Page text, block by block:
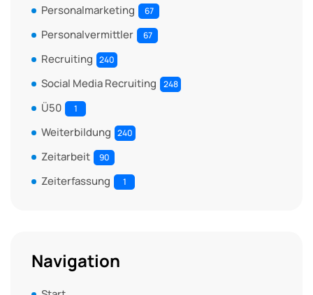
Personalmarketing 67
Personalvermittler 67
Recruiting 240
Social Media Recruiting 248
Ü50 1
Weiterbildung 240
Zeitarbeit 90
Zeiterfassung 1
Navigation